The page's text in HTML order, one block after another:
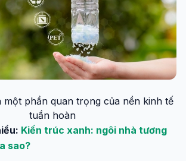
một phần quan trọng của nền kinh tế
tuần hoàn
Kiến trúc xanh: ngôi nhà tương
sao?